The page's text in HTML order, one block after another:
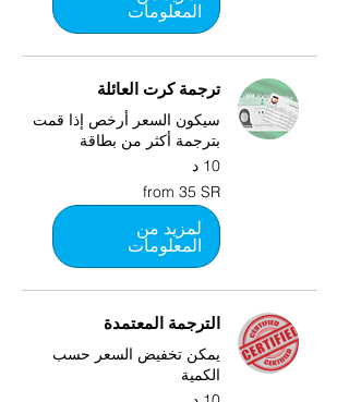
المعلومات
ترجمة كرت العائلة
سيكون السعر أرخص إذا قمت
بترجمة أكثر من بطاقة
10 د
from
35
SR
from 35 SR
لمزيد من
المعلومات
الترجمة المعتمدة
يمكن تخفيض السعر حسب
الكمية